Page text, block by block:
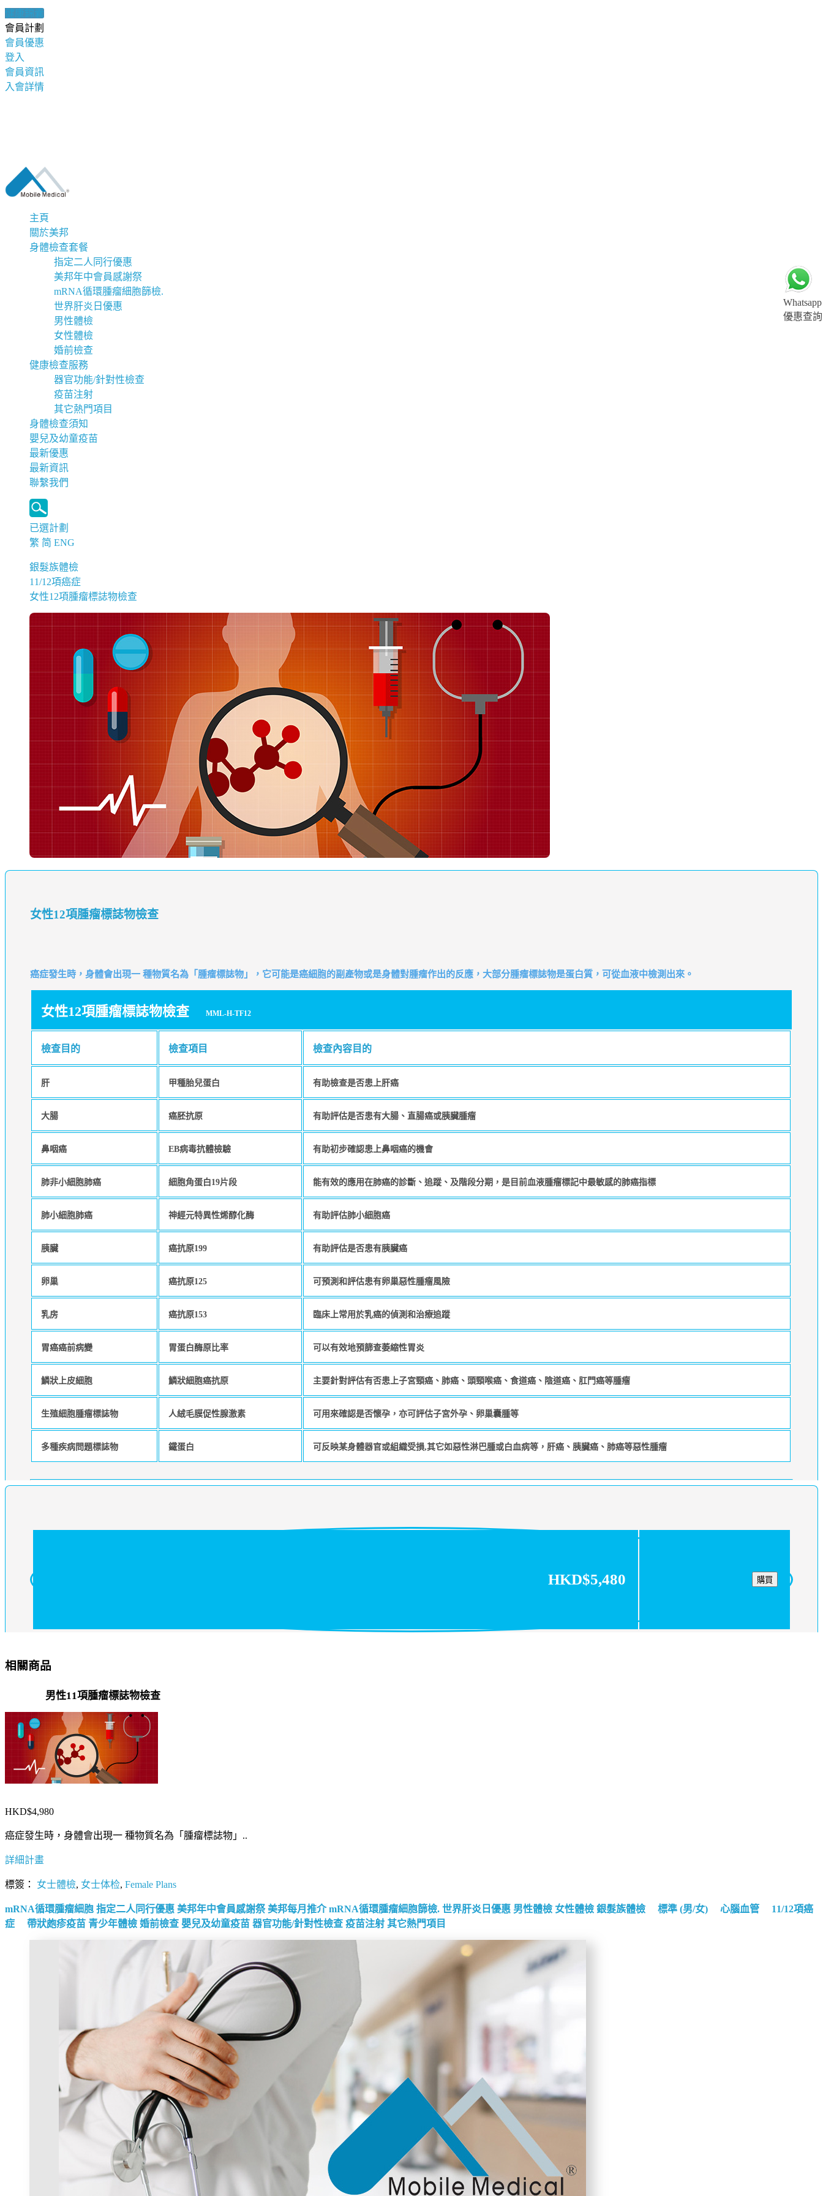
健康錦囊
會員計劃
會員優惠
登入
會員資訊
入會詳情
主頁
關於美邦
身體檢查套餐
指定二人同行優惠
美邦年中會員感謝祭
mRNA循環腫瘤細胞篩檢.
世界肝炎日優惠
男性體檢
女性體檢
婚前檢查
健康檢查服務
器官功能/針對性檢查
疫苗注射
其它熱門項目
身體檢查須知
嬰兒及幼童疫苗
最新優惠
最新資訊
聯繫我們
已選計劃
繁 简 ENG
Whatsapp
優惠查詢
銀髮族體檢
11/12項癌症
女性12項腫瘤標誌物檢查
女性12項腫瘤標誌物檢查
癌症發生時，身體會出現一 種物質名為「腫瘤標誌物」，它可能是癌細胞的副產物或是身體對腫瘤作出的反應，大部分腫瘤標誌物是蛋白質，可從血液中檢測出來。
女性12項腫瘤標誌物檢查 MML-H-TF12
檢查目的 檢查項目 檢查內容目的
肝 甲種胎兒蛋白 有助檢查是否患上肝癌
大腸 癌胚抗原 有助評估是否患有大腸、直腸癌或胰臟腫瘤
鼻咽癌 EB病毒抗體檢驗 有助初步確認患上鼻咽癌的機會
肺非小細胞肺癌 細胞角蛋白19片段 能有效的應用在肺癌的診斷、追蹤、及階段分期，是目前血液腫瘤標記中最敏感的肺癌指標
肺小細胞肺癌 神經元特異性烯醇化酶 有助評估肺小細胞癌
胰臟 癌抗原199 有助評估是否患有胰臟癌
卵巢 癌抗原125 可預測和評估患有卵巢惡性腫瘤風險
乳房 癌抗原153 臨床上常用於乳癌的偵測和治療追蹤
胃癌癌前病變 胃蛋白酶原比率 可以有效地預篩查萎縮性胃炎
鱗狀上皮細胞 鱗狀細胞癌抗原 主要針對評估有否患上子宮頸癌、肺癌、頭頸喉癌、食道癌、陰道癌、肛門癌等腫瘤
生殖細胞腫瘤標誌物 人絨毛膜促性腺激素 可用來確認是否懷孕，亦可評估子宮外孕、卵巢囊腫等
多種疾病問題標誌物 鐵蛋白 可反映某身體器官或組織受損,其它如惡性淋巴腫或白血病等，肝癌、胰臟癌、肺癌等惡性腫瘤
HKD$5,480 購買
相關商品
男性11項腫瘤標誌物檢查
HKD$4,980
癌症發生時，身體會出現一 種物質名為「腫瘤標誌物」..
詳細計畫
標簽： 女士體檢, 女士体检, Female Plans
mRNA循環腫瘤細胞 指定二人同行優惠 美邦年中會員感謝祭 美邦每月推介 mRNA循環腫瘤細胞篩檢. 世界肝炎日優惠 男性體檢 女性體檢 銀髮族體檢 標準 (男/女) 心腦血管
11/12項癌
症
帶狀皰疹疫苗 青少年體檢 婚前檢查 嬰兒及幼童疫苗 器官功能/針對性檢查 疫苗注射 其它熱門項目